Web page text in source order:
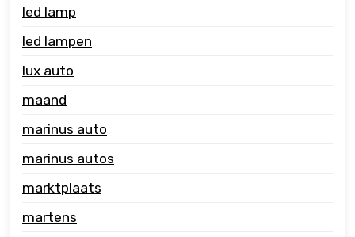
led lamp
led lampen
lux auto
maand
marinus auto
marinus autos
marktplaats
martens